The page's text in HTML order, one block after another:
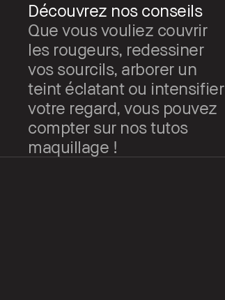
Découvrez nos conseils
Que vous vouliez couvrir
les rougeurs, redessiner
vos sourcils, arborer un
teint éclatant ou intensifier
votre regard, vous pouvez
compter sur nos tutos
maquillage !